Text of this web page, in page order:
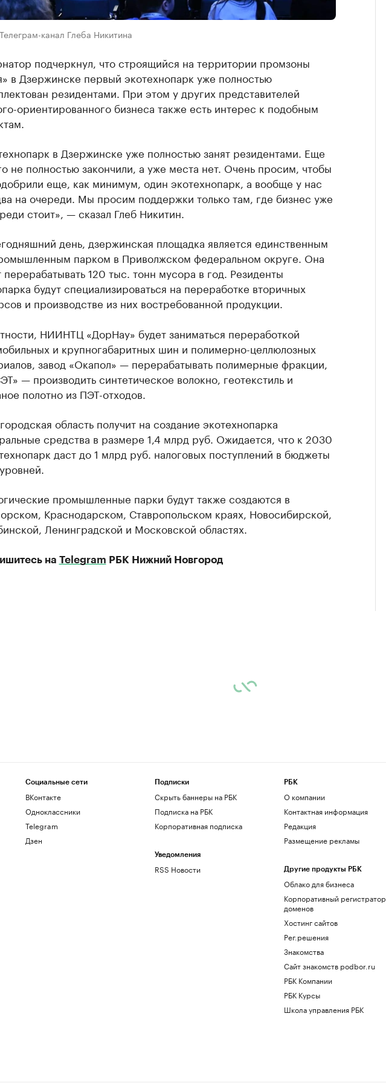
канал Глеба Никитина
подчеркнул, что строящийся на территории промзоны
в Дзержинске первый экотехнопарк уже полностью
резидентами. При этом у других представителей
ориентированного бизнеса также есть интерес к подобным
в Дзержинске уже полностью занят резидентами. Еще
не полностью закончили, а уже места нет. Очень просим, чтобы
еще, как минимум, один экотехнопарк, а вообще у нас
на очереди. Мы просим поддержки только там, где бизнес уже
стоит», — сказал Глеб Никитин.
день, дзержинская площадка является единственным
парком в Приволжском федеральном округе. Она
перерабатывать 120 тыс. тонн мусора в год. Резиденты
будут специализироваться на переработке вторичных
и производстве из них востребованной продукции.
НИИНТЦ «ДорНау» будет заниматься переработкой
и крупногабаритных шин и полимерно-целлюлозных
завод «Окапол» — перерабатывать полимерные фракции,
— производить синтетическое волокно, геотекстиль и
полотно из ПЭТ-отходов.
область получит на создание экотехнопарка
средства в размере 1,4 млрд руб. Ожидается, что к 2030
даст до 1 млрд руб. налоговых поступлений в бюджеты
промышленные парки будут также создаются в
Краснодарском, Ставропольском краях, Новосибирской,
Ленинградской и Московской областях.
на Telegram РБК Нижний Новгород
Социальные сети
ВКонтакте
Одноклассники
Telegram
Дзен
Подписки
Скрыть баннеры на РБК
Подписка на РБК
Корпоративная подписка
Уведомления
RSS Новости
РБК
О компании
Контактная информация
Редакция
Размещение рекламы
Другие продукты РБК
Облако для бизнеса
Корпоративный регистратор
доменов
Хостинг сайтов
Рег.решения
Знакомства
Сайт знакомств podbor.ru
РБК Компании
РБК Курсы
Школа управления РБК